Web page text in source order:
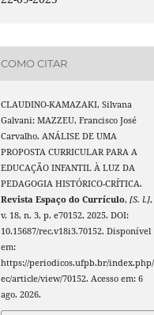
COMO CITAR
CLAUDINO-KAMAZAKI, Silvana
Galvani; MAZZEU, Francisco José
Carvalho. ANÁLISE DE UMA
PROPOSTA CURRICULAR PARA A
EDUCAÇÃO INFANTIL À LUZ DA
PEDAGOGIA HISTÓRICO-CRÍTICA.
Revista Espaço do Currículo,[S. l.],
v. 18, n. 3, p. e70152, 2025. DOI:
10.15687/rec.v18i3.70152. Disponível
em:
https://periodicos.ufpb.br/
ec/article/view/70152. Acesso em: 6
ago. 2026.